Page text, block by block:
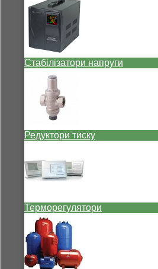
Стабілізатори напруги
Редуктори тиску
Терморегулятори